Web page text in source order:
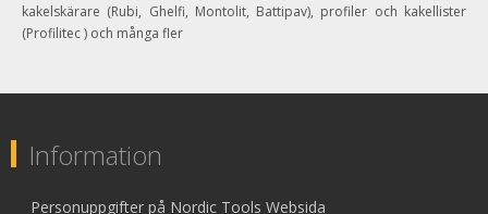
kakelskärare (Rubi, Ghelfi, Montolit, Battipav), profiler och kakellister
(Profilitec ) och många fler
Information
Personuppgifter på Nordic Tools Websida